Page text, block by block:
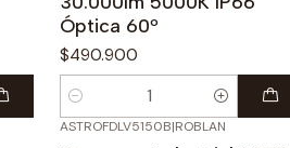
Óptica 60º
$490.900
Cantidad
ASTROFDLV5150B|ROBLAN